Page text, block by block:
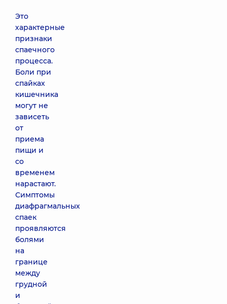
Это
характерные
признаки
спаечного
процесса.
Боли при
спайках
кишечника
могут не
зависеть
от
приема
пищи и
со
временем
нарастают.
Симптомы
диафрагмальных
спаек
проявляются
болями
на
границе
между
грудной
и